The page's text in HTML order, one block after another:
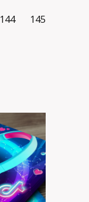
144
145